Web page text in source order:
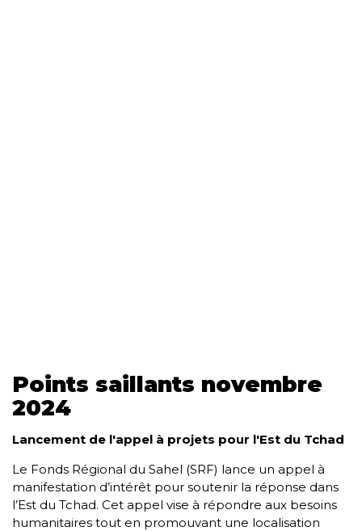
Points saillants novembre
2024
Lancement de l'appel à projets pour l'Est du Tchad
Le Fonds Régional du Sahel (SRF) lance un appel à
manifestation d’intérêt pour soutenir la réponse dans
l’Est du Tchad. Cet appel vise à répondre aux besoins
humanitaires tout en promouvant une localisation